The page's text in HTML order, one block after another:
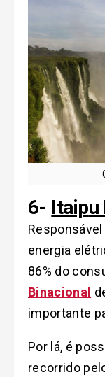
6- Itaipu
Responsável
energia
86% do
Binacional
importante
Por lá, é
recorrido